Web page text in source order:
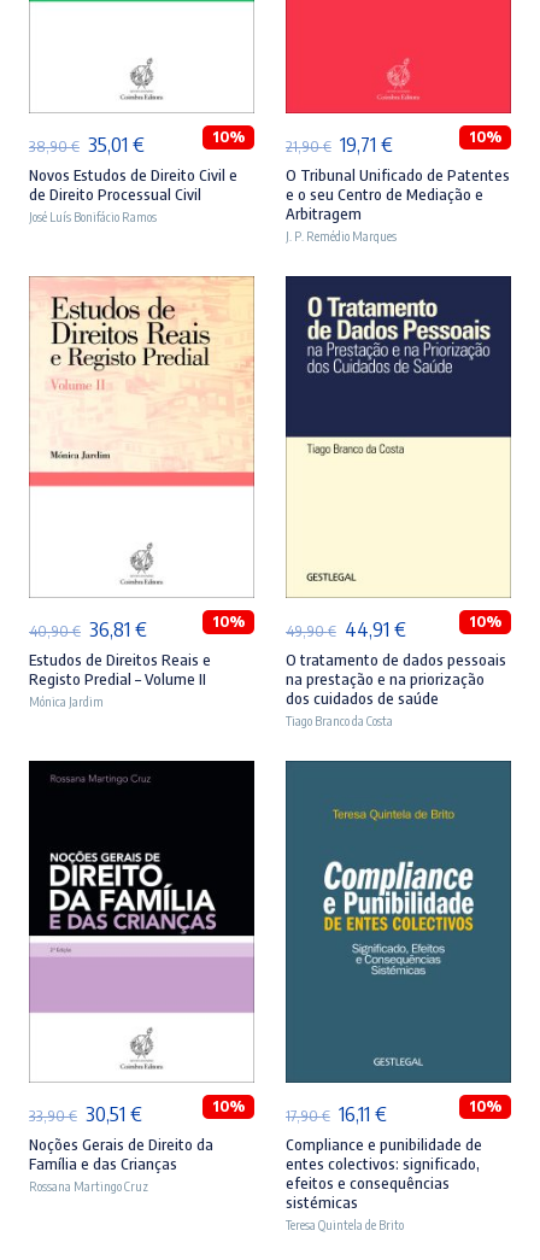
ADICIONAR
38,90€ O
preço
original
38,90 €.
35,01 €O
preço
atual
35,01 €.
10%
Novos Estudos de Direito Civil e
de Direito Processual Civil
José Luís Bonifácio Ramos
ADICIONAR
21,90€ O
preço
original
era:
21,90 €.
19,71 €O
preço
atual
é:
19,71 €.
10%
O Tribunal Unificado de Patentes
e o seu Centro de Mediação e
Arbitragem
J. P. Remédio Marques
ADICIONAR
40,90€ O
preço
original
40,90 €.
36,81 €O
preço
atual
36,81 €.
10%
Estudos de Direitos Reais e
Registo Predial – Volume II
Mónica Jardim
49,90€ O
preço
original
era:
49,90 €.
44,91 €O
preço
atual
44,91 €.
10%
O tratamento de dados pessoais
na prestação e na priorização
dos cuidados de saúde
Tiago Branco da Costa
ADICIONAR
33,90€ O
preço
original
30,51 €O
preço
atual
10%
Noções Gerais de Direito da
Família e das Crianças
Rossana Martingo Cruz
17,90€ O
preço
original
era:
16,11 €O
preço
atual
10%
Compliance e punibilidade de
entes colectivos: significado,
efeitos e consequências
sistémicas
Teresa Quintela de Brito